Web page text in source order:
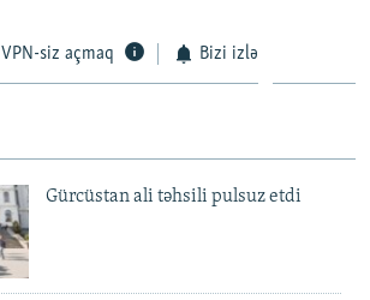
VPN-siz açmaq Bizi izlə
Gürcüstan ali təhsili pulsuz etdi